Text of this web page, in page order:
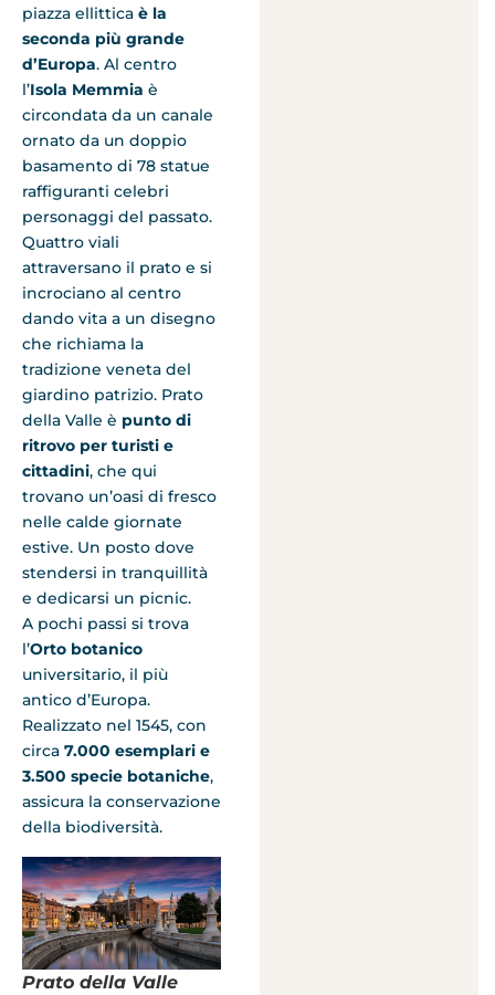
piazza ellittica è la
seconda più grande
d’Europa. Al centro
l’Isola Memmia è
circondata da un canale
ornato da un doppio
basamento di 78 statue
raffiguranti celebri
personaggi del passato.
Quattro viali
attraversano il prato e si
incrociano al centro
dando vita a un disegno
che richiama la
tradizione veneta del
giardino patrizio. Prato
della Valle è punto di
ritrovo per turisti e
cittadini, che qui
trovano un’oasi di fresco
nelle calde giornate
estive. Un posto dove
stendersi in tranquillità
e dedicarsi un picnic.
A pochi passi si trova
l’Orto botanico
universitario, il più
antico d’Europa.
Realizzato nel 1545, con
circa 7.000 esemplari e
3.500 specie botaniche,
assicura la conservazione
della biodiversità.
Prato della Valle